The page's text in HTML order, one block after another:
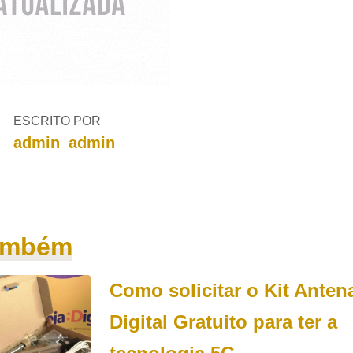
ESCRITO POR
admin_admin
Como solicitar o Kit
Digital Gratuito para ter a